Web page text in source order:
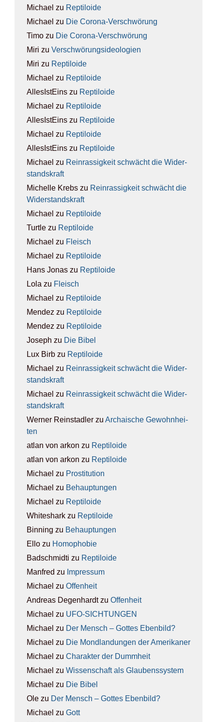
Michael zu Rep­ti­lo­ide
Michael zu Die Coro­na-Ver­schwö­rung
Timo zu Die Coro­na-Ver­schwö­rung
Miri zu Ver­schwö­rungs­ideo­lo­gien
Miri zu Rep­ti­lo­ide
Michael zu Rep­ti­lo­ide
AllesIstEins zu Rep­ti­lo­ide
Michael zu Rep­ti­lo­ide
AllesIstEins zu Rep­ti­lo­ide
Michael zu Rep­ti­lo­ide
AllesIstEins zu Rep­ti­lo­ide
Michael zu Rein­ras­sig­keit schwächt die Wider­
stands­kraft
Michelle Krebs zu Rein­ras­sig­keit schwächt die
Wider­stands­kraft
Michael zu Rep­ti­lo­ide
Turtle zu Rep­ti­lo­ide
Michael zu Fleisch
Michael zu Rep­ti­lo­ide
Hans Jonas zu Rep­ti­lo­ide
Lola zu Fleisch
Michael zu Rep­ti­lo­ide
Mendez zu Rep­ti­lo­ide
Mendez zu Rep­ti­lo­ide
Joseph zu Die Bibel
Lux Birb zu Rep­ti­lo­ide
Michael zu Rein­ras­sig­keit schwächt die Wider­
stands­kraft
Michael zu Rein­ras­sig­keit schwächt die Wider­
stands­kraft
Werner Reinstadler zu Archai­sche Gewohn­hei­
ten
atlan von arkon zu Rep­ti­lo­ide
atlan von arkon zu Rep­ti­lo­ide
Michael zu Pro­sti­tu­ti­on
Michael zu Behaup­tun­gen
Michael zu Rep­ti­lo­ide
Whiteshark zu Rep­ti­lo­ide
Binning zu Behaup­tun­gen
Ello zu Homo­pho­bie
Badschmidti zu Rep­ti­lo­ide
Manfred zu Impres­sum
Michael zu Offen­heit
Andreas Degenhardtzu Offen­heit
Michael zu UFO-SICH­TUN­GEN
Michael zu Der Mensch – Got­tes Eben­bild?
Michael zu Die Mond­lan­dun­gen der Ame­ri­ka­ner
Michael zu Cha­rak­ter der Dumm­heit
Michael zu Wis­sen­schaft als Glau­bens­sys­tem
Michael zu Die Bibel
Ole zu Der Mensch – Got­tes Eben­bild?
Michael zu Gott